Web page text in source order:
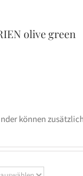
olive green
können